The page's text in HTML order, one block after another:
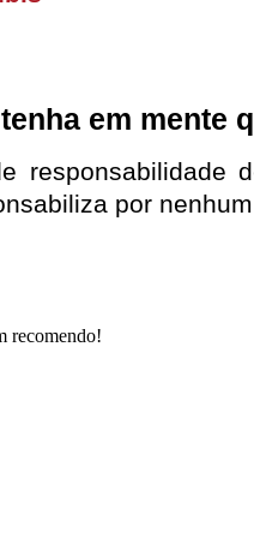
em mente
responsabilidade
por